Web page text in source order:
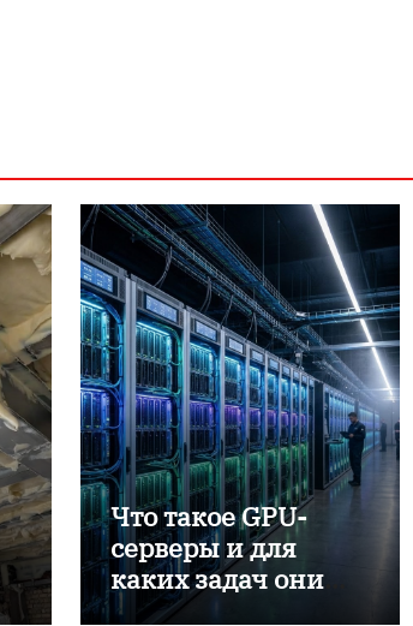
Что такое GPU-
серверы и для
каких задач они
применяются